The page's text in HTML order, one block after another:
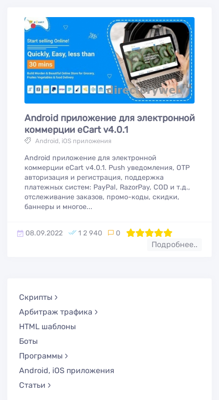
Android приложение для электронной
коммерции eCart v4.0.1
Android, iOS приложения
Android приложение для электронной
коммерции eCart v4.0.1. Push уведомления, OTP
авторизация и регистрация, поддержка
платежных систем: PayPal, RazorPay, COD и т.д.,
отслеживание заказов, промо-коды, скидки,
баннеры и многое...
08.09.2022 1 2 940 0 100
1 2 3 4 5
Подробнее..
Скрипты
Арбитраж трафика
HTML шаблоны
Боты
Программы
Android, iOS приложения
Статьи